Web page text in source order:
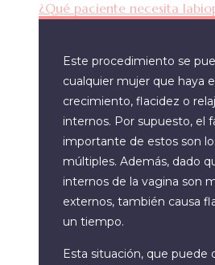
¿Qué paciente necesita
Este procedimiento se
cualquier mujer que haya
crecimiento, flacidez o
internos. Por supuesto, el
importante de estos son
múltiples. Además, dado
internos de la vagina son
externos, también causa
un tiempo.
Esta situación, que puede